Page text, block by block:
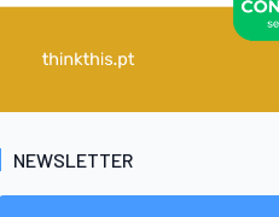
NEWSLETTER